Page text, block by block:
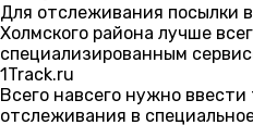
Для отслеживания посылки
Холмского района лучше
специализированным
1Track.ru
Всего навсего нужно
отслеживания в